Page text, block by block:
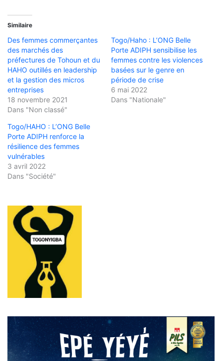
Similaire
Des femmes commerçantes
des marchés des
préfectures de Tohoun et du
HAHO outillés en leadership
et la gestion des micros
entreprises
18 novembre 2021
Dans "Non classé"
Togo/Haho : L’ONG Belle
Porte ADIPH sensibilise les
femmes contre les violences
basées sur le genre en
période de crise
6 mai 2022
Dans "Nationale"
Togo/HAHO : L’ONG Belle
Porte ADIPH renforce la
résilience des femmes
vulnérables
3 avril 2022
Dans "Société"